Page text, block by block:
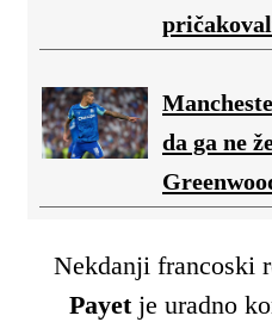
da ga ne
Nekdanji francoski
Payetje uradno